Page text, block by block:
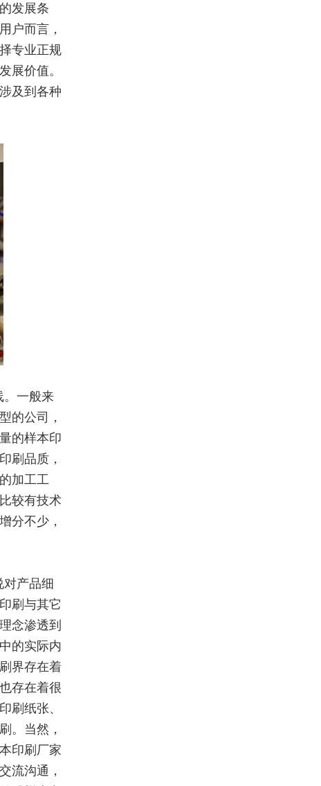
发展条
户而言，
专业正规
展价值。
及到各种
。一般来
的公司，
的样本印
刷品质，
加工工
较有技术
分不少，
对产品细
刷与其它
念渗透到
的实际内
界存在着
存在着很
刷纸张、
。当然，
印刷厂家
流沟通，